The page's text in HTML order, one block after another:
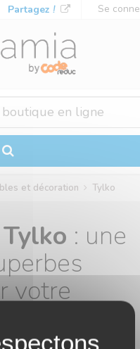
Partagez ! Se
et décoration Tylko
: une
votre